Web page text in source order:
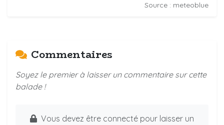
Source : meteoblue
Commentaires
Soyez le premier à laisser un commentaire sur cette
balade !
Vous devez être connecté pour laisser un